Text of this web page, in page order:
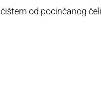
od pocinčanog